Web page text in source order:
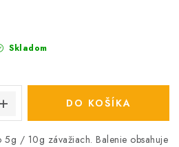
Skladom
DO KOŠÍKA
/ 10g závažiach. Balenie obsahuje